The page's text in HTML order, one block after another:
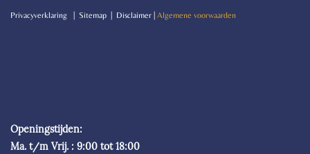
Privacyverklaring | Sitemap | Disclaimer | Algemene voorwaarden
Openingstijden:
Ma. t/m Vrij. : 9:00 tot 18:00